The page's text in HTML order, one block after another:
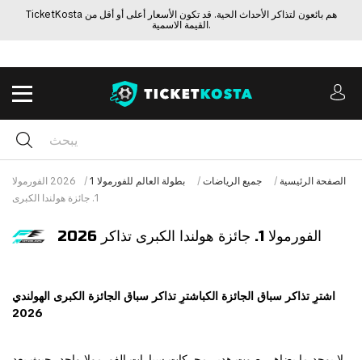
TicketKosta هم بائعون لتذاكر الأحداث الحية. قد تكون الأسعار أعلى أو أقل من
القيمة الاسمية.
الصفحة الرئيسية جميع الرياضات بطولة العالم للفورمولا 1
2026 الفورمولا
1. جائزة هولندا الكبرى
2026 الفورمولا 1. جائزة هولندا الكبرى تذاكر
اشترِ تذاكر سباق الجائزة الكباشترِ تذاكر سباق الجائزة الكبرى الهولندي
2026